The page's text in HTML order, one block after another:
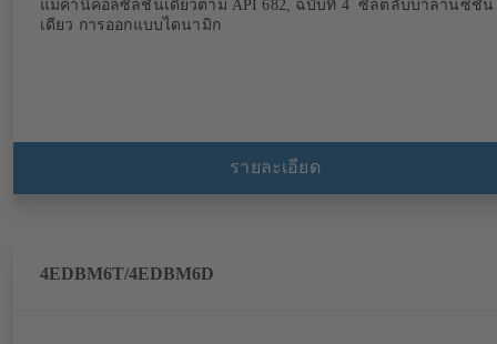
แมคานิคอลซีลชั้นเดียวตาม API 682, ฉบับที่ 4 ซีลตลับบาลานซ์ชั้น
เดียว การออกแบบไดนามิก
รายละเอียด
4EDBM6T/4EDBM6D